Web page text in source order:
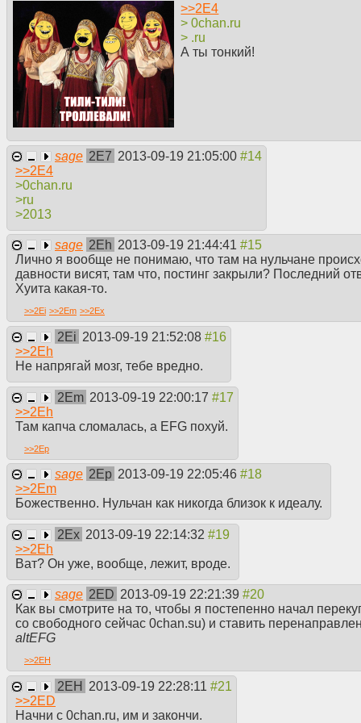
>>2E4
> 0chan.ru
> .ru
А ты тонкий!
sage 2E7 2013-09-19 21:05:00
>>2E4
>0chan.ru
>ru
>2013
sage 2Eh 2013-09-19 21:44:41
Лично я вообще не понимаю, что там на нульчане
давности висят, там что, постинг закрыли? Последний
Хуита какая-то.
>>2Ei >>2Em >>2Ex
2Ei 2013-09-19 21:52:08
>>2Eh
Не напрягай мозг, тебе вредно.
2Em 2013-09-19 22:00:17
>>2Eh
Там капча сломалась, а EFG похуй.
>>2Ep
sage 2Ep 2013-09-19 22:05:46
>>2Em
Божественно. Нульчан как никогда близок к идеалу.
2Ex 2013-09-19 22:14:32
>>2Eh
Ват? Он уже, вообще, лежит, вроде.
sage 2ED 2013-09-19 22:21:39
Как вы смотрите на то, чтобы я постепенно начал
со свободного сейчас 0chan.su) и ставить
altEFG
>>2EH
2EH
2013-09-19 22:28:11
>>2ED
Начни с 0chan.ru, им и закончи.